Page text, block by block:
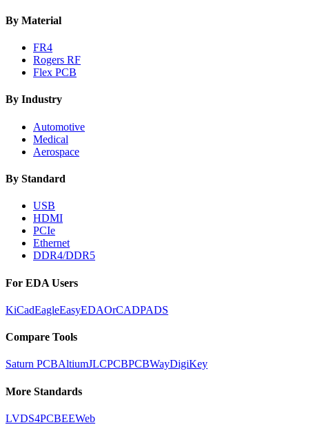
By Material
FR4
Rogers RF
Flex PCB
By Industry
Automotive
Medical
Aerospace
By Standard
USB
HDMI
PCIe
Ethernet
DDR4/DDR5
For EDA Users
KiCadEagleEasyEDAOrCADPADS
Compare Tools
Saturn PCBAltiumJLCPCBPCBWayDigiKey
More Standards
LVDS4PCBEEWeb